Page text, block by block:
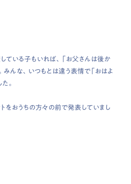
ている子もいれば、「お父さんは後か
みんな、いつもとは違う表情で「おはよ
。
をおうちの方々の前で発表していまし